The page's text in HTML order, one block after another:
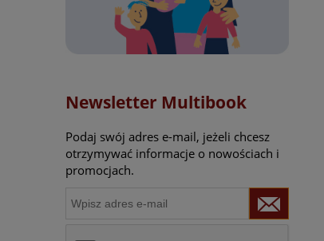
Newsletter Multibook
Podaj swój adres e-mail, jeżeli chcesz
otrzymywać informacje o nowościach i
promocjach.